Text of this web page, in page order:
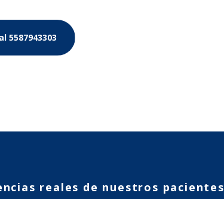
5587943303
reales de nuestros pacientes